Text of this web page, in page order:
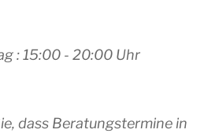
: 15:00 - 20:00 Uhr
dass Beratungstermine in